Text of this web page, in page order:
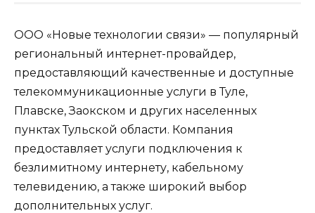
ООО «Новые технологии связи» — популярный
региональный интернет-провайдер,
предоставляющий качественные и доступные
телекоммуникационные услуги в Туле,
Плавске, Заокском и других населенных
пунктах Тульской области. Компания
предоставляет услуги подключения к
безлимитному интернету, кабельному
телевидению, а также широкий выбор
дополнительных услуг.